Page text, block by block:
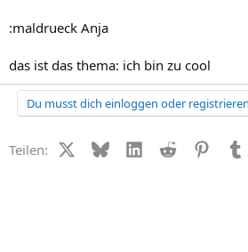
:maldrueck Anja
das ist das thema: ich bin zu cool
Du musst dich einloggen oder
Teilen: X (Twitter)
BlueskyLinkedIn
Reddit